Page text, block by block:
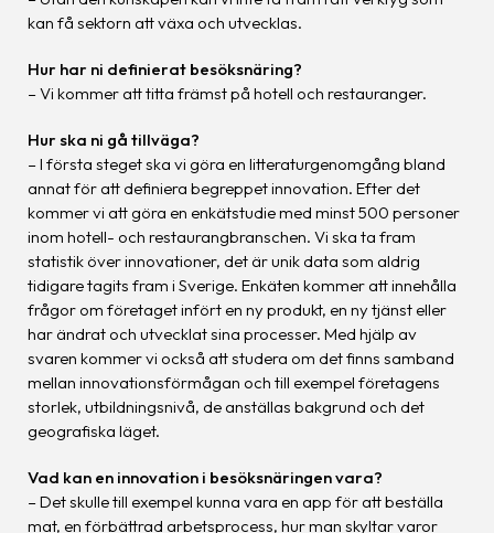
kan få sektorn att växa och utvecklas.
Hur har ni definierat besöksnäring?
– Vi kommer att titta främst på hotell och restauranger.
Hur ska ni gå tillväga?
– I första steget ska vi göra en litteraturgenomgång bland
annat för att definiera begreppet innovation. Efter det
kommer vi att göra en enkätstudie med minst 500 personer
inom hotell- och restaurangbranschen. Vi ska ta fram
statistik över innovationer, det är unik data som aldrig
tidigare tagits fram i Sverige. Enkäten kommer att innehålla
frågor om företaget infört en ny produkt, en ny tjänst eller
har ändrat och utvecklat sina processer. Med hjälp av
svaren kommer vi också att studera om det finns samband
mellan innovationsförmågan och till exempel företagens
storlek, utbildningsnivå, de anställas bakgrund och det
geografiska läget.
Vad kan en innovation i besöksnäringen vara?
– Det skulle till exempel kunna vara en app för att beställa
mat, en förbättrad arbetsprocess, hur man skyltar varor